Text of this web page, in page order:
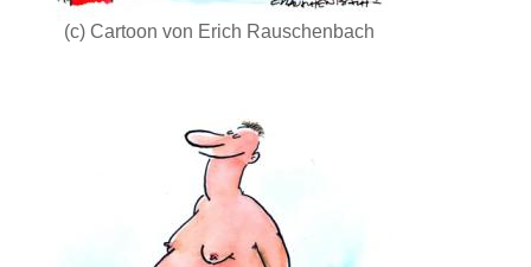
(c) Cartoon von Erich Rauschenbach